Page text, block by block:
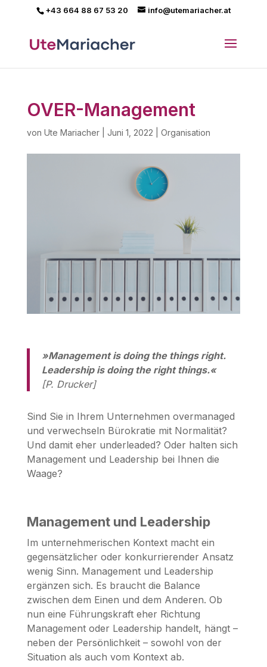
+43 664 88 67 53 20 info@utemariacher.at
OVER-Management
von Ute Mariacher| Juni 1, 2022 Organisation
»Management is doing the things right.
Leadership is doing the right things.«
[P. Drucker]
Sind Sie in Ihrem Unternehmen overmanaged
und verwechseln Bürokratie mit Normalität?
Und damit eher underleaded? Oder halten sich
Management und Leadership bei Ihnen die
Waage?
Management und Leadership
Im unternehmerischen Kontext macht ein
gegensätzlicher oder konkurrierender Ansatz
wenig Sinn. Management und Leadership
ergänzen sich. Es braucht die Balance
zwischen dem Einen und dem Anderen. Ob
nun eine Führungskraft eher Richtung
Management oder Leadership handelt, hängt –
neben der Persönlichkeit – sowohl von der
Situation als auch vom Kontext ab.